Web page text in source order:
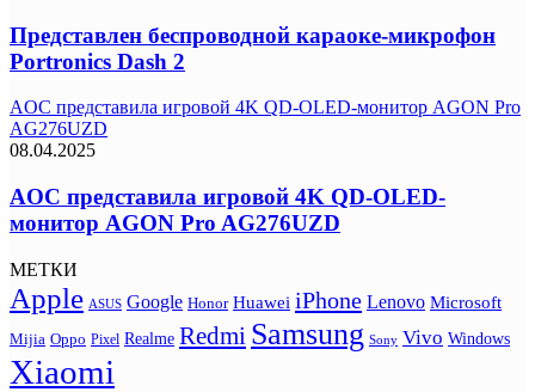
Представлен беспроводной караоке-микрофон
Portronics Dash 2
AOC представила игровой 4K QD-OLED-монитор AGON Pro
AG276UZD
08.04.2025
AOC представила игровой 4K QD-OLED-
монитор AGON Pro AG276UZD
МЕТКИ
Apple ASUS Google Honor Huawei iPhone Lenovo Microsoft
Mijia Oppo Pixel Realme Redmi Samsung Sony Vivo Windows
Xiaomi